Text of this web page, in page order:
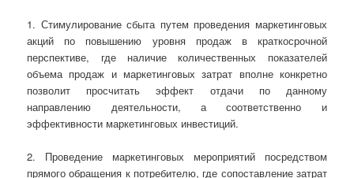
1. Стимулирование сбыта путем проведения маркетинговых
акций по повышению уровня продаж в краткосрочной
перспективе, где наличие количественных показателей
объема продаж и маркетинговых затрат вполне конкретно
позволит просчитать эффект отдачи по данному
направлению деятельности, а соответственно и
эффективности маркетинговых инвестиций.
2. Проведение маркетинговых мероприятий посредством
прямого обращения к потребителю, где сопоставление затрат